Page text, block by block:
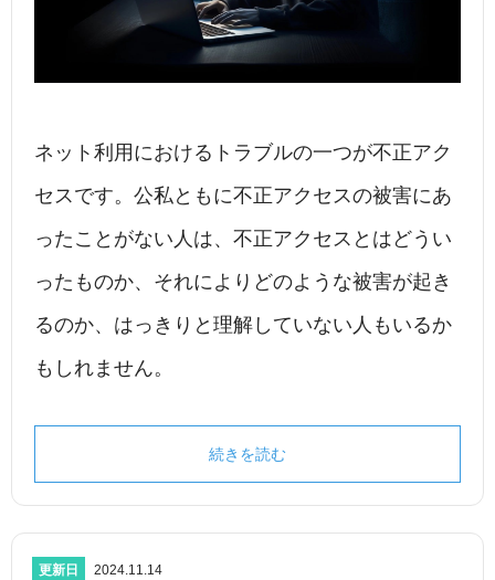
ネット利用におけるトラブルの一つが不正アク
セスです。公私ともに不正アクセスの被害にあ
ったことがない人は、不正アクセスとはどうい
ったものか、それによりどのような被害が起き
るのか、はっきりと理解していない人もいるか
もしれません。
続きを読む
更新日
2024.11.14